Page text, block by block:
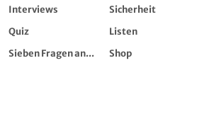
Interviews
Sicherheit
Quiz
Listen
Sieben Fragen an...
Shop